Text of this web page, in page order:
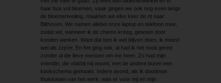
haar bus vol bloemen, vaak gingen we ook nog even langs
de bloemenveiling, maakten we elke keer de rit naar
Bilthoven. We namen allebei onze laptop en telefoon mee,
zodat we, wanneer ik de chemo kreeg, gewoon door
konden werken. Want dat ben ik wel blijven doen, ik móest
wel als zzp’er. En het ging ook, al had ik het nooit gered
zonder al die lieve mensen om me heen. Zo had mijn
vriendin, die vlakbij mij woont, met de andere buren een
kookschema gemaakt. Iedere avond, als ik doodmoe
thuiskwam van het werk, was er voor mij en mijn